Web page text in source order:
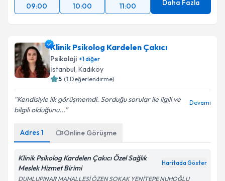
09:00 10:00 11:00 Daha Fazla
Klinik Psikolog Kardelen Çakıcı
Psikoloji +1diğer
İstanbul, Kadıköy
5 (1 Değerlendirme)
Kendisiyle ilk görüşmemdi. Sorduğu sorular ile ilgili ve
bilgili olduğunu...
Devamı
Adres 1 Online Görüşme
Klinik Psikolog Kardelen Çakıcı Özel Sağlık
Meslek Hizmet Birimi
Haritada Göster
DUMLUPINAR MAHALLESİ ÖZEN SOKAK YENİTEPE NUHOĞLU